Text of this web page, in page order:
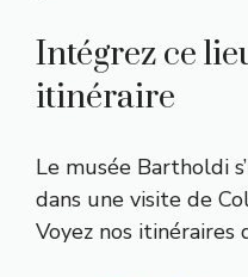
Intégrez ce
itinéraire
Le musée Bartholdi
dans une visite de
Voyez nos itinéraires